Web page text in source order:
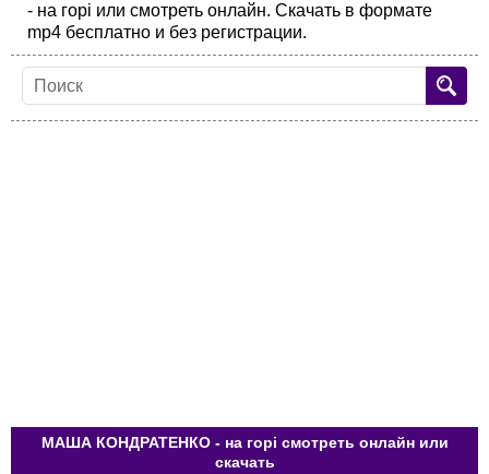
- на горі или смотреть онлайн. Скачать в формате
mp4 бесплатно и без регистрации.
МАША КОНДРАТЕНКО - на горі смотреть онлайн или
скачать